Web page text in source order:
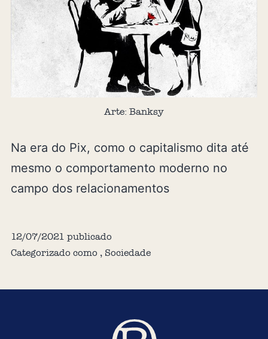
Arte: Banksy
Na era do Pix, como o capitalismo dita até
mesmo o comportamento moderno no
campo dos relacionamentos
12/07/2021 publicado
Categorizado como , Sociedade